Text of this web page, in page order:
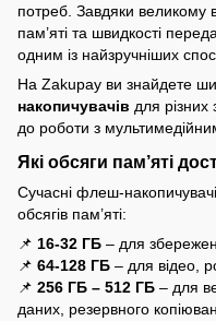
потреб. Завдяки великому
пам’яті та швидкості
одним із найзручніших
На Zakupay ви знайдете
накопичувачів для різних
до роботи з
Які обсяги пам’яті
Сучасні флеш-
обсягів пам’яті:
📌 16-32 ГБ – для
📌 64-128 ГБ – для відео,
📌 256 ГБ – 512 ГБ – для
даних, резервного